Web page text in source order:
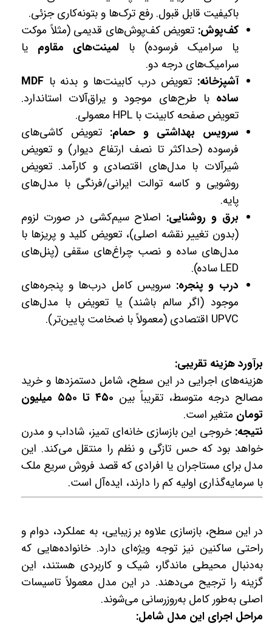
باکیفیت قابل قبول. رفع ترک‌ها و بتونه‌کاری جزئی.
کف‌پوش: تعویض کف‌پوش‌های قدیمی (مثلاً موکت
یا سرامیک فرسوده) با لمینت‌های مقاوم یا
سرامیک‌های درجه دو.
آشپزخانه: تعویض درب کابینت‌ها و بدنه با MDF
ساده با طرح‌های موجود و یراق‌آلات استاندارد.
تعویض صفحه کابینت با HPL معمولی.
سرویس بهداشتی و حمام: تعویض کاشی‌های
فرسوده (حداکثر تا نصف ارتفاع دیوار) و تعویض
شیرآلات با مدل‌های اقتصادی و کارآمد. تعویض
روشویی و کاسه توالت ایرانی/فرنگی با مدل‌های
پایه.
برق و روشنایی: اصلاح سیم‌کشی در صورت لزوم
(بدون تغییر نقشه اصلی)، تعویض کلید و پریزها با
مدل‌های ساده و نصب چراغ‌های سقفی (پنل‌های
LED ساده).
درب و پنجره: سرویس کامل درب‌ها و پنجره‌های
موجود (اگر سالم باشند) یا تعویض با مدل‌های
UPVC اقتصادی (معمولاً با ضخامت پایین‌تر).
برآورد هزینه تقریبی:
هزینه‌های اجرایی در این سطح، شامل دستمزدها و خرید
مصالح درجه متوسط، تقریباً بین
۴۵۰ تا ۵۵۰ میلیون
تومان متغیر است.
نتیجه: خروجی این بازسازی خانه‌ای تمیز، شاداب و مدرن
خواهد بود که حس تازگی و نظم را منتقل می‌کند. این
مدل برای مستاجران یا افرادی که قصد فروش سریع ملک
با سرمایه‌گذاری اولیه کم را دارند، ایده‌آل است.
در این سطح، بازسازی علاوه بر زیبایی، به عملکرد، دوام و
راحتی ساکنین نیز توجه ویژه‌ای دارد. خانواده‌هایی که
به‌دنبال محیطی ماندگار، شیک و کاربردی هستند، این
گزینه را ترجیح می‌دهند. در این مدل معمولاً تاسیسات
اصلی به‌طور کامل به‌روزرسانی می‌شوند.
مراحل اجرای این مدل شامل: